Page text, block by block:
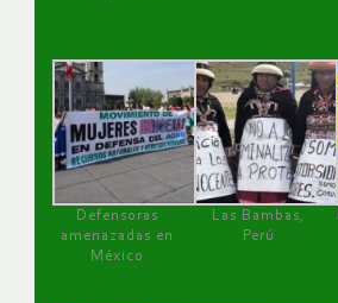
Defensoras
amenazadas en
México
Las Bambas,
Perú